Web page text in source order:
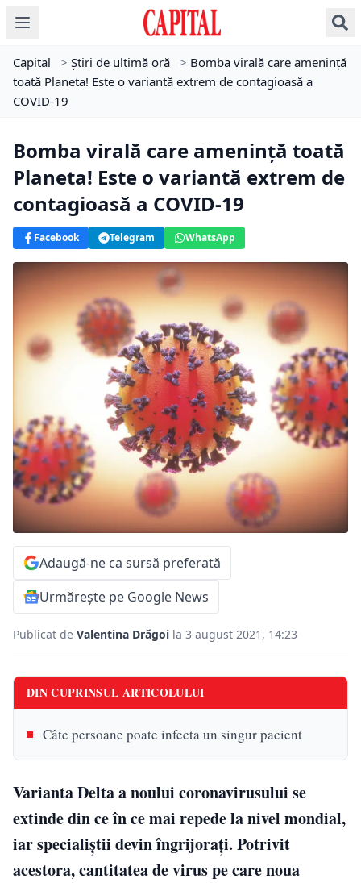
Capital > Știri de ultimă oră > Bomba virală care amenință
toată Planeta! Este o variantă extrem de contagioasă a
COVID-19
Bomba virală care amenință toată
Planeta! Este o variantă extrem de
contagioasă a COVID-19
Facebook Telegram WhatsApp
Adaugă-ne ca sursă preferată
Urmărește pe Google News
Publicat de Valentina Drăgoi la 3 august 2021, 14:23
DIN CUPRINSUL ARTICOLULUI
Câte persoane poate infecta un singur pacient
Varianta Delta a noului coronavirusului se
extinde din ce în ce mai repede la nivel mondial,
iar specialiștii devin îngrijorați. Potrivit
acestora, cantitatea de virus pe care noua